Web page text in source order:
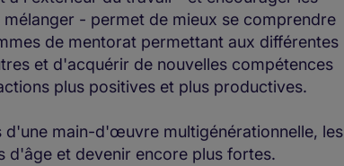
- permet de mieux se comprendre
de mentorat permettant aux différentes
et d'acquérir de nouvelles compétences
plus positives et plus productives.
d'une main-d'œuvre multigénérationnelle, les
d'âge et devenir encore plus fortes.